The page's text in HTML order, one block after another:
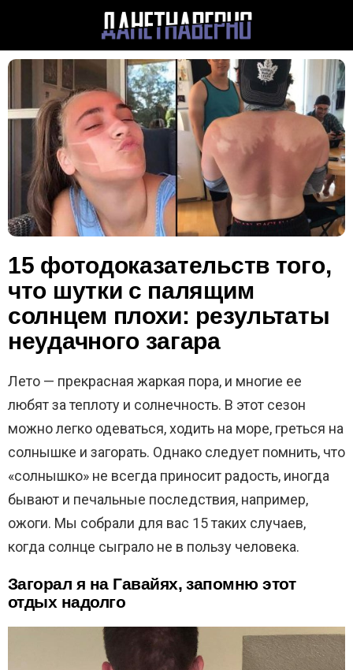
15 фотодоказательств того,
что шутки с палящим
солнцем плохи: результаты
неудачного загара
Лето — прекрасная жаркая пора, и многие ее
любят за теплоту и солнечность. В этот сезон
можно легко одеваться, ходить на море, греться на
солнышке и загорать. Однако следует помнить, что
«солнышко» не всегда приносит радость, иногда
бывают и печальные последствия, например,
ожоги. Мы собрали для вас 15 таких случаев,
когда солнце сыграло не в пользу человека.
Загорал я на Гавайях, запомню этот
отдых надолго